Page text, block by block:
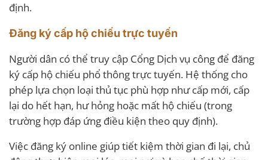
định.
Đăng ký cấp hộ chiếu trực tuyến
Người dân có thể truy cập Cổng Dịch vụ công để đăng
ký cấp hộ chiếu phổ thông trực tuyến. Hệ thống cho
phép lựa chọn loại thủ tục phù hợp như cấp mới, cấp
lại do hết hạn, hư hỏng hoặc mất hộ chiếu (trong
trường hợp đáp ứng điều kiện theo quy định).
Việc đăng ký online giúp tiết kiệm thời gian đi lại, chủ